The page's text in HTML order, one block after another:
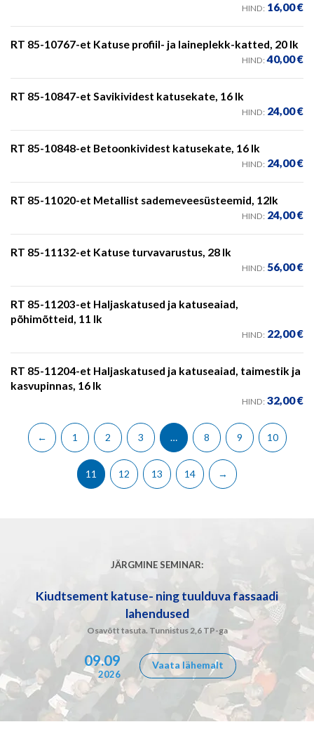
HIND: 16,00€
RT 85-10767-et Katuse profiil- ja laineplekk-katted, 20 lk
HIND: 40,00€
RT 85-10847-et Savikividest katusekate, 16 lk
HIND: 24,00€
RT 85-10848-et Betoonkividest katusekate, 16 lk
HIND: 24,00€
RT 85-11020-et Metallist sademeveesüsteemid, 12lk
HIND: 24,00€
RT 85-11132-et Katuse turvavarustus, 28 lk
HIND: 56,00€
RT 85-11203-et Haljaskatused ja katuseaiad,
põhimõtteid, 11 lk
HIND: 22,00€
RT 85-11204-et Haljaskatused ja katuseaiad, taimestik ja
kasvupinnas, 16 lk
HIND: 32,00€
← 1 2 3 … 8 9 10
11 12 13 14 →
JÄRGMINE SEMINAR:
Kiudtsement katuse- ning tuulduva fassaadi
lahendused
Osavõtt tasuta. Tunnistus 2,6 TP-ga
09.09
2026
Vaata lähemalt